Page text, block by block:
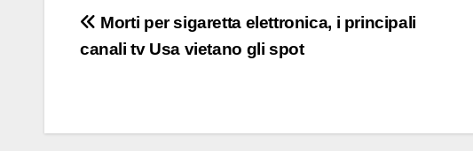
Navigazione
articoli
Morti per sigaretta elettronica, i principali
canali tv Usa vietano gli spot